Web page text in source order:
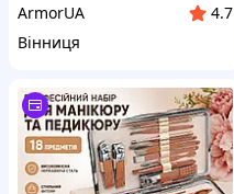
ArmorUA
4.7
Вінниця